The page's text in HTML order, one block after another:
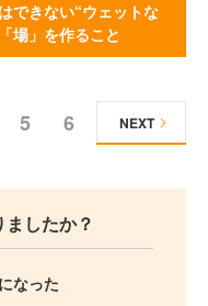
できない“ウェットな
場」を作ること
5 6 NEXT
したか？
なった